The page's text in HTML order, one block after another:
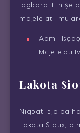
lagbara, ti n ṣe
majele ati
Aami:
Majele ati
Lakota
Nigbati ejo ba
Lakota Sioux, o